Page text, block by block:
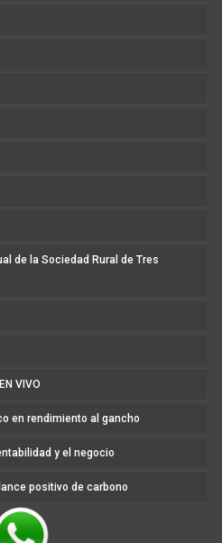
de la Sociedad Rural de Tres
VIVO
en rendimiento al gancho
y el negocio
positivo de carbono